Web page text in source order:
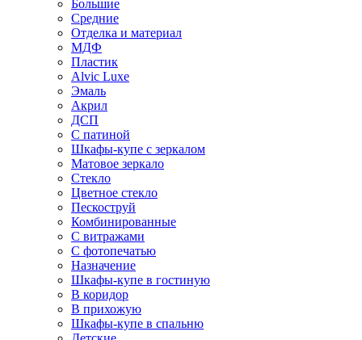
Большие
Средние
Отделка и материал
МДФ
Пластик
Alvic Luxe
Эмаль
Акрил
ДСП
С патиной
Шкафы-купе с зеркалом
Матовое зеркало
Стекло
Цветное стекло
Пескоструй
Комбинированные
С витражами
С фотопечатью
Назначение
Шкафы-купе в гостиную
В коридор
В прихожую
Шкафы-купе в спальню